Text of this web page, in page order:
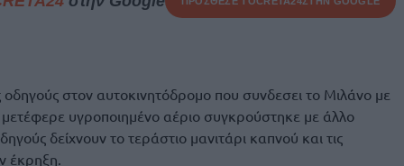
στον αυτοκινητόδρομο που συνδεσει το Μιλάνο με
υγροποιημένο αέριο συγκρούστηκε με άλλο
δείχνουν το τεράστιο μανιτάρι καπνού και τις
έκρηξη.